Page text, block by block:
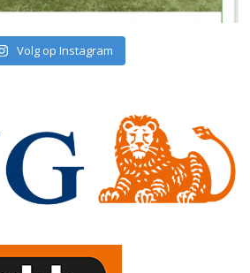
Volg op Instagram